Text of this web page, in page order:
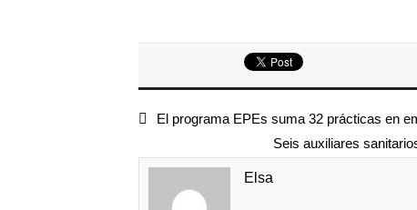
El programa EPEs suma 32 prácticas en
Seis auxiliares
Elsa